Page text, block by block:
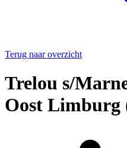
Terug naar overzicht
Trelou s/
Oost Limburg